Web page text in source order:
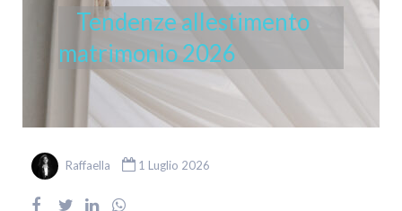
Tendenze allestimento
matrimonio 2026
Raffaella 1 Luglio 2026